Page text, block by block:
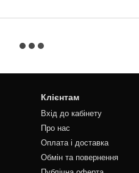
Клієнтам
Вхід до кабінету
Про нас
Оплата і доставка
Обмін та повернення